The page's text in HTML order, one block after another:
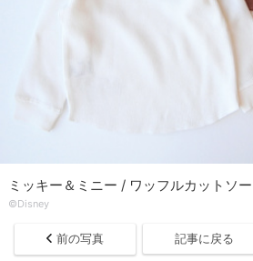
ミッキー＆ミニー / ワッフルカットソー
©Disney
前の写真 記事に戻る